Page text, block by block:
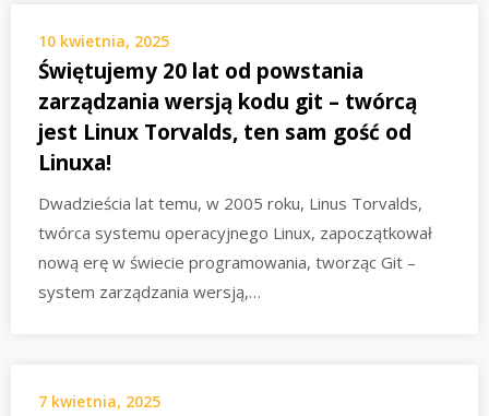
10 kwietnia, 2025
Świętujemy 20 lat od powstania
zarządzania wersją kodu git – twórcą
jest Linux Torvalds, ten sam gość od
Linuxa!
Dwadzieścia lat temu, w 2005 roku, Linus Torvalds,
twórca systemu operacyjnego Linux, zapoczątkował
nową erę w świecie programowania, tworząc Git –
system zarządzania wersją,…
7 kwietnia, 2025